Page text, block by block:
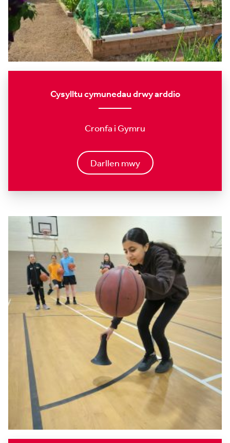
Cysylltu cymunedau drwy arddio
Cronfa i Gymru
Darllen mwy